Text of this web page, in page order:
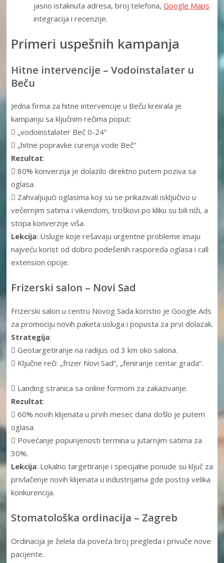
jasno istaknuta adresa, broj telefona, Google Maps
integracija i recenzije.
Primeri uspešnih kampanja
Hitne intervencije – Vodoinstalater u
Beču
Jedna firma za hitne intervencije u Beču kreirala je
kampanju sa ključnim rečima poput:
 „vodoinstalater Beč 0-24“
 „hitne popravke curenja vode Beč“
Rezultat:
 80% konverzija je dolazilo direktno putem poziva sa
oglasa.
 Zahvaljujući oglasima koji su se prikazivali isključivo u
večernjim satima i vikendom, troškovi po kliku su bili niži, a
stopa konverzije viša.
Lekcija: Usluge koje rešavaju urgentne probleme imaju
najveću korist od dobro podešenih rasporeda oglasa i call
extension opcije.
Frizerski salon – Novi Sad
Frizerski salon u centru Novog Sada koristio je Google Ads
za promociju novih paketa usluga i popusta za prvi dolazak.
Strategija:
 Geotargetiranje na radijus od 3 km oko salona.
 Ključne reči: „frizer Novi Sad“, „feniranje centar grada“.
 Landing stranica sa online formom za zakazivanje.
Rezultat:
 60% novih klijenata u prvih mesec dana došlo je putem
oglasa.
 Povećanje popunjenosti termina u jutarnjim satima za
30%.
Lekcija: Lokalno targetiranje i specijalne ponude su ključ za
privlačenje novih klijenata u industrijama gde postoji velika
konkurencija.
Stomatološka ordinacija – Zagreb
Ordinacija je želela da poveća broj pregleda i privuče nove
pacijente.